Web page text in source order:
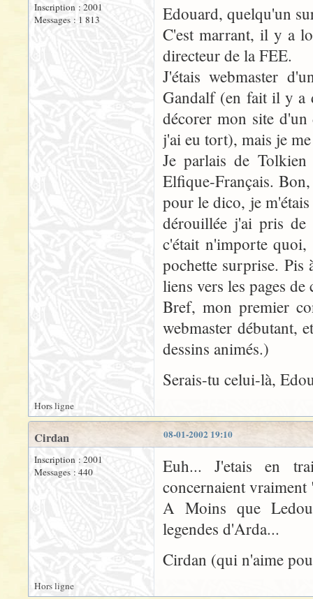
Inscription : 2001
Messages : 1 813
Edouard, quelqu'un
C'est marrant, il y a
directeur de la FEE.
J'étais webmaster
Gandalf (en fait il y a
décorer mon site
j'ai eu tort), mais je
Je parlais de
Elfique-Français.
pour le dico, je
dérouillée j'ai pris
c'était n'importe quoi,
pochette surprise. Pis
liens vers les pages
Bref, mon premier
webmaster débutant,
dessins animés.)
Serais-tu celui-là,
Hors ligne
08-01-2002 19:10
Cirdan
Inscription : 2001
Messages : 440
Euh... J'etais en
concernaient
A Moins que
legendes d'Arda...
Cirdan (qui n'aime
Hors ligne